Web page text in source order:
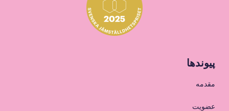
پیوندها
مقدمه
عضویت